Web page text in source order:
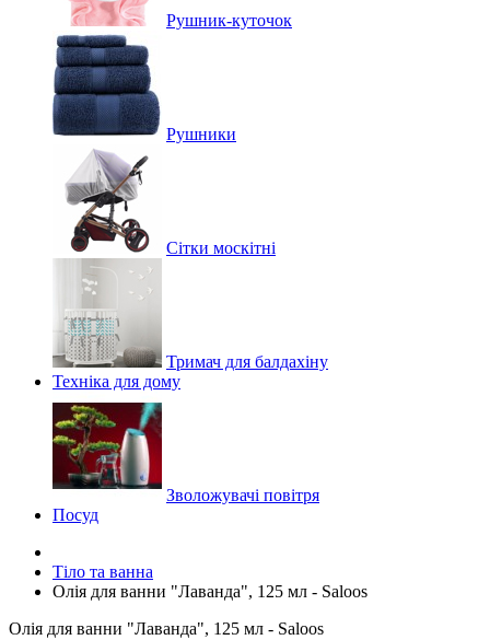
Рушник-куточок
Рушники
Сітки москітні
Тримач для балдахіну
Техніка для дому
Зволожувачі повітря
Посуд
Тіло та ванна
Олія для ванни "Лаванда", 125 мл - Saloos
Олія для ванни "Лаванда", 125 мл - Saloos